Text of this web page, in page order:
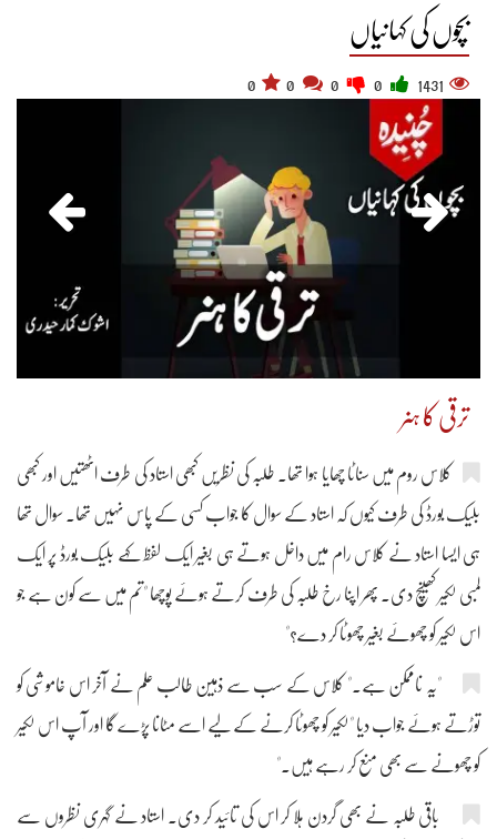
بچوں کی کہانیاں
1431
0
ترقی کا ہنر
کلاس روم میں سناٹا چھایا ہوا تھا۔ طلبہ کی نظریں کبھی استاد کی طرف اٹھتیں اور کبھی
بلیک بورڈ کی طرف کیوں کہ استاد کے سوال کا جواب کسی کے پاس نہیں تھا۔ سوال تھا
ہی ایسا استاد نے کلاس رام میں داخل ہوتے ہی بغیر ایک لفظ کہے بلیک بورڈ پر ایک
لمبی لکیر کھینچ دی۔ پھر اپنا رخ طلبہ کی طرف کرتے ہوئے پوچھا "تم میں سے کون ہے جو
اس لکیر کو چھوئے بغیر چھوٹا کر دے؟"
"یہ ناممکن ہے۔" کلاس کے سب سے ذہین طالب علم نے آخر اس خاموشی کو
توڑتے ہوئے جواب دیا "لکیر کو چھوٹا کرنے کے لیے اسے مٹانا پڑے گا اور آپ اس لکیر
کو چھونے سے بھی منع کر رہے ہیں۔"
باقی طلبہ نے بھی گردن ہلا کر اس کی تائید کر دی۔ استاد نے گہری نظروں سے